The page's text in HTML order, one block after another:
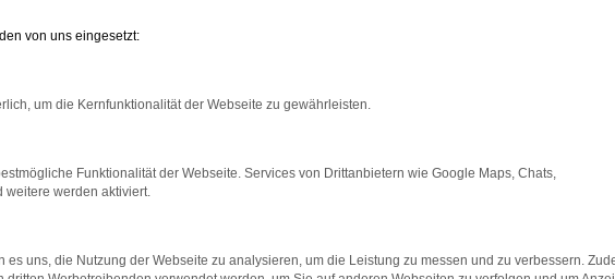
bestimmter Seiten verhindern. Funktioniert die Seite in einem anderen
beheben.
auf dem neuesten Stand sind.
von uns eingesetzt:
um die Kernfunktionalität der Webseite zu gewährleisten.
Funktionalität der Webseite. Services von Drittanbietern wie Google Maps, Chats,
weitere werden aktiviert.
es uns, die Nutzung der Webseite zu analysieren, um die Leistung zu messen und zu verbessern.